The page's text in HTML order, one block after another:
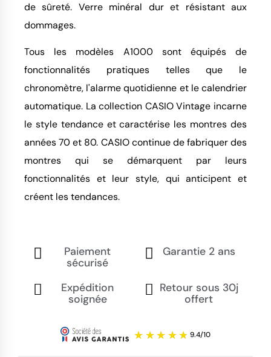
de sûreté. Verre minéral dur et résistant aux
dommages.
Tous les modèles A1000 sont équipés de
fonctionnalités pratiques telles que le
chronomètre, l'alarme quotidienne et le calendrier
automatique. La collection CASIO Vintage incarne
le style tendance et caractérise les montres des
années 70 et 80. CASIO continue de fabriquer des
montres qui se démarquent par leurs
fonctionnalités et leur style, qui anticipent et
créent les tendances.
Paiement
sécurisé
Garantie 2 ans
Expédition
soignée
Retour sous 30j
offert